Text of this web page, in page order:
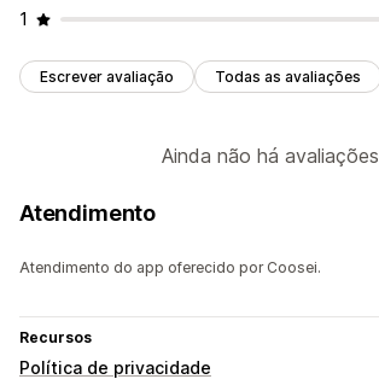
1
Escrever avaliação Todas as avaliações
Ainda não há avaliações
Atendimento
Atendimento do app oferecido por Coosei.
Recursos
Política de privacidade